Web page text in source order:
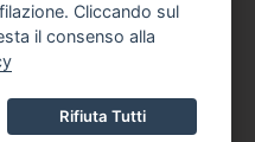
Cliccando sul
il consenso alla
Rifiuta Tutti